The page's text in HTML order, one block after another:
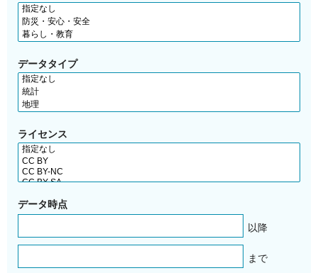
データタイプ
ライセンス
データ時点
以降
まで